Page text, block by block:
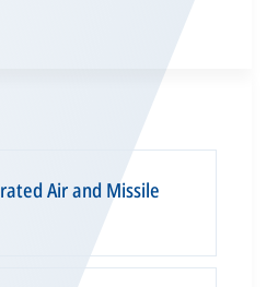
Air and Missile